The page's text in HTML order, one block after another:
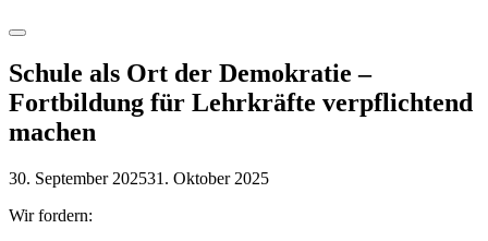
Menu
Schule als Ort der Demokratie –
Fortbildung für Lehrkräfte verpflichtend
machen
30. September 202531. Oktober 2025
Wir fordern: